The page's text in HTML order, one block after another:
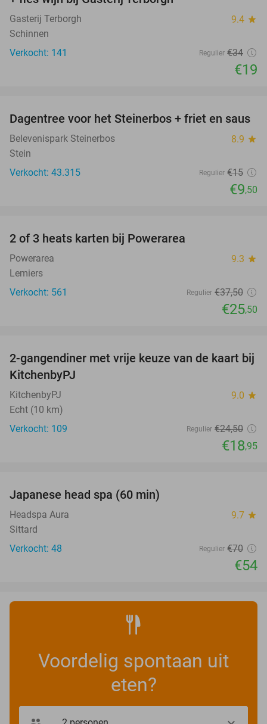
Gasterij Terborgh 9.4 star
Schinnen
Verkocht: 141
Regulier €34
€19
37%
Dagentree voor het Steinerbos + friet en saus
Belevenispark Steinerbos 8.9 star
Stein
Verkocht: 43.315
Regulier €15
€9,50
2 of 3 heats karten bij Powerarea
Powerarea 9.3 star
Lemiers
Verkocht: 561
Regulier €37,50
€25,50
23%
2-gangendiner met vrije keuze van de kaart bij
KitchenbyPJ
KitchenbyPJ 9.0 star
Echt (10 km)
Verkocht: 109
Regulier €24,50
€18,95
Japanese head spa (60 min)
Headspa Aura 9.7 star
Sittard
Verkocht: 48
Regulier €70
€54
Voordelig spontaan uit
eten?